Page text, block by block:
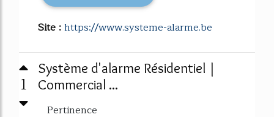
Site :https://www.systeme-alarme.be
1
Système d'alarme Résidentiel |
Commercial ...
Pertinence